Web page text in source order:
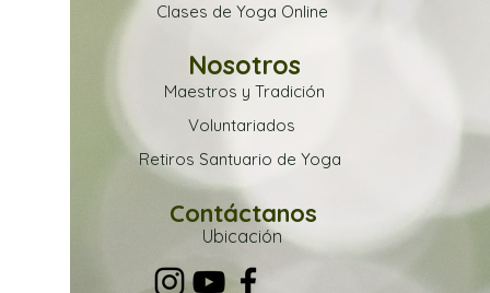
Nosotros
Contáctanos
Clases de Yoga Online
Maestros y Tradición
Voluntariados
Retiros Santuario de Yoga
Ubicación